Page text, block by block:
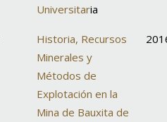
Universitaria
Historia, Recursos
Minerales y
Métodos de
Explotación en la
Mina de Bauxita de